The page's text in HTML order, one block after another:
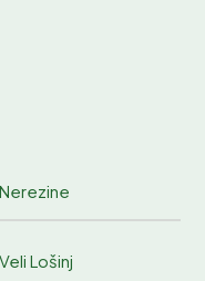
Nerezine
Veli Lošinj